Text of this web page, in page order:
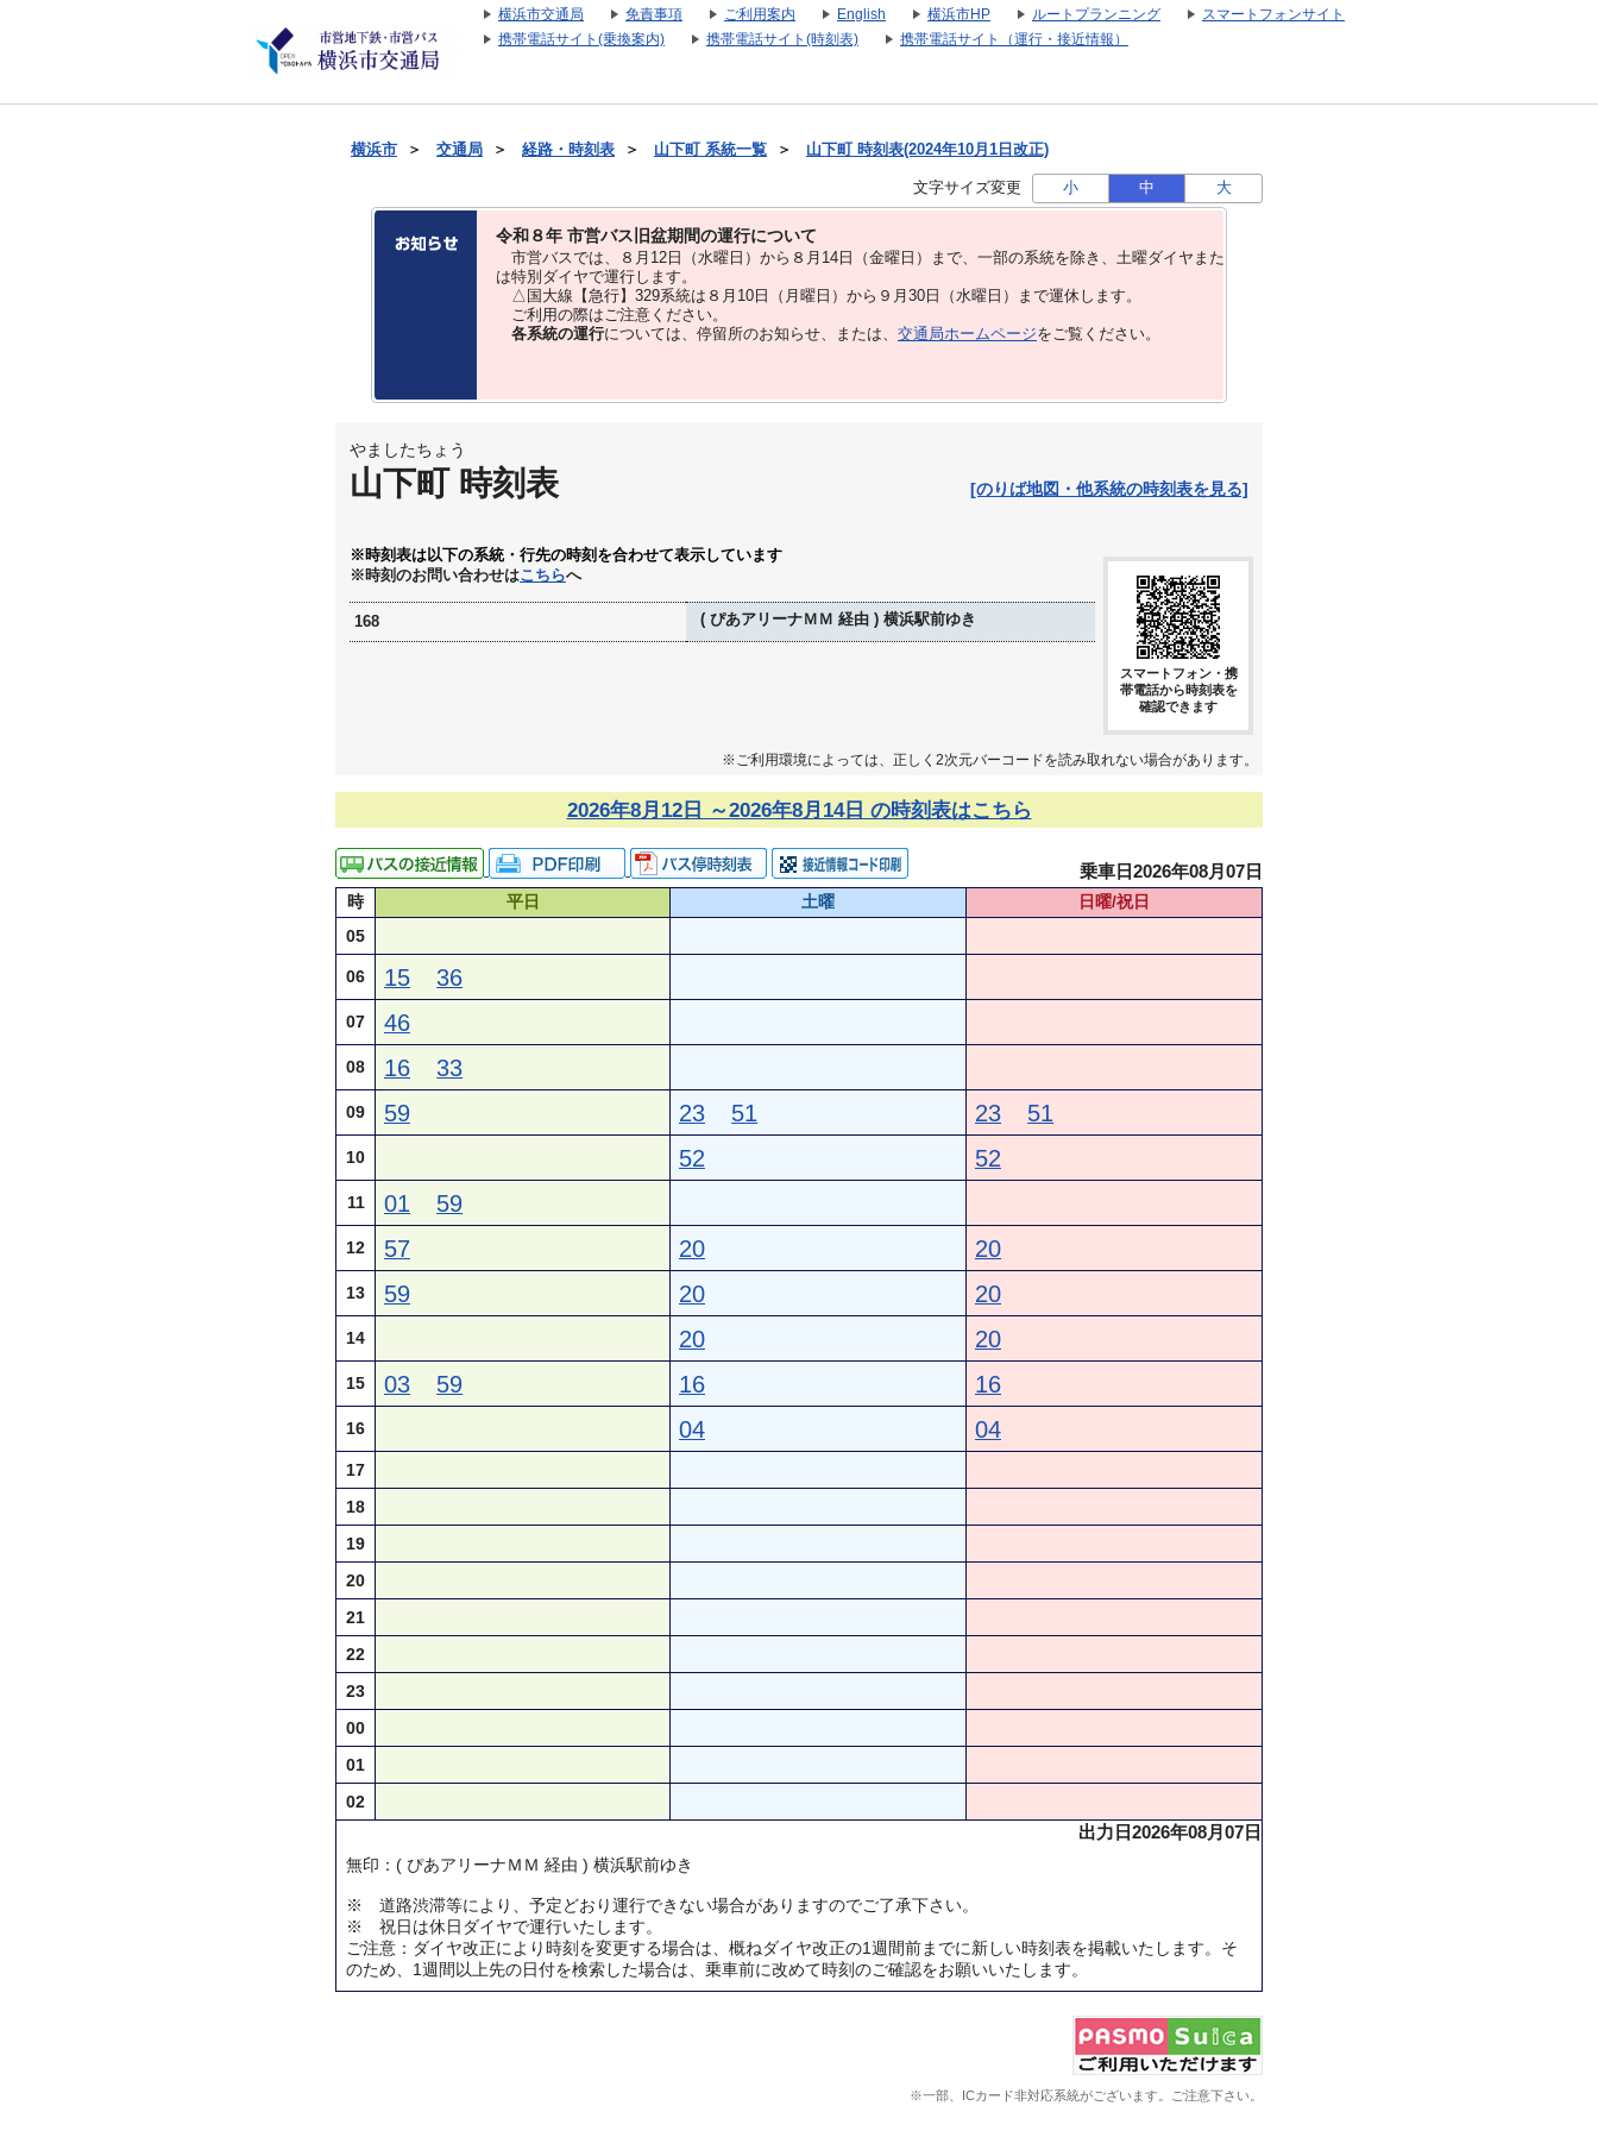
横浜市交通局 免責事項 ご利用案内 English 横浜市HP ルートプランニング
スマートフォンサイト
携帯電話サイト(乗換案内)
携帯電話サイト(時刻表) 携帯電話サイト（運行・接近情報）
横浜市 ＞ 交通局 ＞ 経路・時刻表 ＞ 山下町 系統一覧 ＞ 山下町 時刻表(2024年10月1日改正)
文字サイズ変更 小 中 大
令和８年 市営バス旧盆期間の運行について
市営バスでは、８⽉12⽇（水曜日）から８⽉14⽇（金曜日）まで、⼀部の系統を除き、⼟曜ダイヤまた
は特別ダイヤで運⾏します。
△国大線【急行】329系統は８月10日（月曜日）から９月30日（水曜日）まで運休します。
ご利用の際はご注意ください。
各系統の運行については、停留所のお知らせ、または、 交通局ホームページをご覧ください。
やましたちょう
山下町 時刻表 [のりば地図・他系統の時刻表を見る]
※時刻表は以下の系統・行先の時刻を合わせて表示しています
※時刻のお問い合わせはこちらへ
168 ( ぴあアリーナＭＭ 経由 ) 横浜駅前ゆき
スマートフォン・携
帯電話から時刻表を
確認できます
※ご利用環境によっては、正しく2次元バーコードを読み取れない場合があります。
2026年8月12日 ～2026年8月14日 の時刻表はこちら
乗車日2026年08月07日
時 平日 土曜
日曜/祝日
05
06 15 36
07 46
08 16 33
09 59 23 51 23 51
10 52 52
11 01 59
12 57 20 20
13 59 20 20
14 20 20
15 03 59 16 16
16 04 04
17
18
19
20
21
22
23
00
01
02
出力日2026年08月07日
無印：( ぴあアリーナＭＭ 経由 ) 横浜駅前ゆき
※ 道路渋滞等により、予定どおり運行できない場合がありますのでご了承下さい。
※ 祝日は休日ダイヤで運行いたします。
ご注意：ダイヤ改正により時刻を変更する場合は、概ねダイヤ改正の1週間前までに新しい時刻表を掲載いたします。そ
のため、1週間以上先の日付を検索した場合は、乗車前に改めて時刻のご確認をお願いいたします。
※一部、ICカード非対応系統がございます。ご注意下さい。